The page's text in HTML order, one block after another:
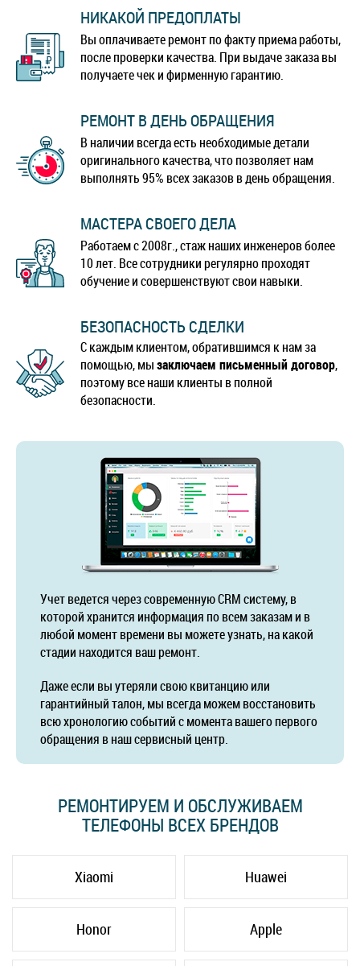
НИКАКОЙ ПРЕДОПЛАТЫ
Вы оплачиваете ремонт по факту приема работы,
после проверки качества. При выдаче заказа вы
получаете чек и фирменную гарантию.
РЕМОНТ В ДЕНЬ ОБРАЩЕНИЯ
В наличии всегда есть необходимые детали
оригинального качества, что позволяет нам
выполнять 95% всех заказов в день обращения.
МАСТЕРА СВОЕГО ДЕЛА
Работаем с 2008г., стаж наших инженеров более
10 лет. Все сотрудники регулярно проходят
обучение и совершенствуют свои навыки.
БЕЗОПАСНОСТЬ СДЕЛКИ
С каждым клиентом, обратившимся к нам за
помощью, мызаключаем письменный договор,
поэтому все наши клиенты в полной
безопасности.
Учет ведется через современную CRM систему, в
которой хранится информация по всем заказам и в
любой момент времени вы можете узнать, на какой
стадии находится ваш ремонт.
Даже если вы утеряли свою квитанцию или
гарантийный талон, мы всегда можем восстановить
всю хронологию событий с момента вашего первого
обращения в наш сервисный центр.
РЕМОНТИРУЕМ И ОБСЛУЖИВАЕМ
ТЕЛЕФОНЫ ВСЕХ БРЕНДОВ
Xiaomi Huawei
Honor Apple